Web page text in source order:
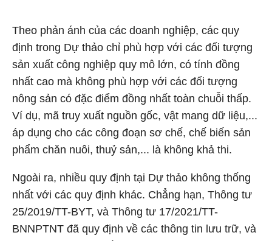
Theo phản ánh của các doanh nghiệp, các quy
định trong Dự thảo chỉ phù hợp với các đối tượng
sản xuất công nghiệp quy mô lớn, có tính đồng
nhất cao mà không phù hợp với các đối tượng
nông sản có đặc điểm đồng nhất toàn chuỗi thấp.
Ví dụ, mã truy xuất nguồn gốc, vật mang dữ liệu,...
áp dụng cho các công đoạn sơ chế, chế biến sản
phẩm chăn nuôi, thuỷ sản,... là không khả thi.
Ngoài ra, nhiều quy định tại Dự thảo không thống
nhất với các quy định khác. Chẳng hạn, Thông tư
25/2019/TT-BYT, và Thông tư 17/2021/TT-
BNNPTNT đã quy định về các thông tin lưu trữ, và